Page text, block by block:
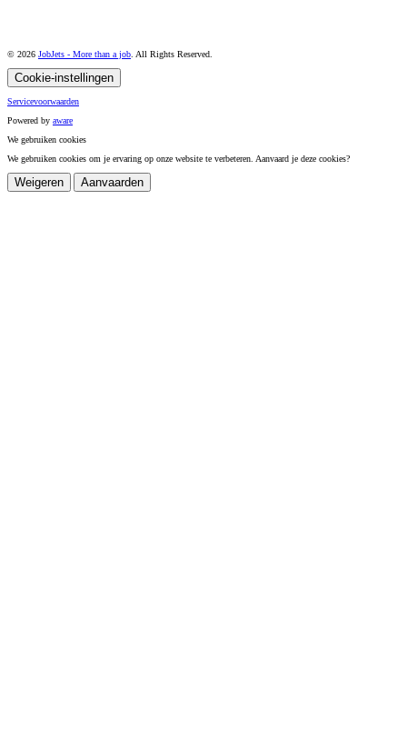
© 2026 JobJets - More than a job . All Rights Reserved.
Cookie-instellingen
Servicevoorwaarden
Powered by aware
We gebruiken cookies
We gebruiken cookies om je ervaring op onze website te verbeteren. Aanvaard je deze cookies?
Weigeren Aanvaarden